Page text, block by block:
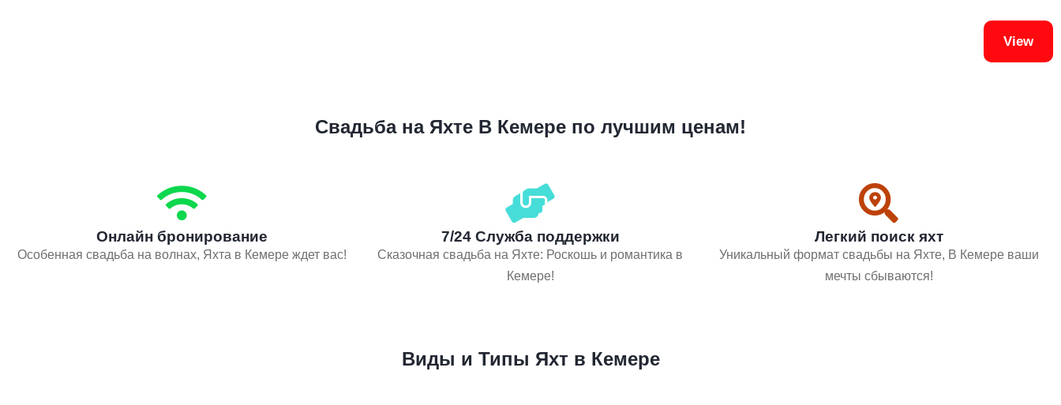
View
Свадьба на Яхте В Кемере по лучшим ценам!
Онлайн бронирование
Особенная свадьба на волнах, Яхта в Кемере ждет вас!
7/24 Служба поддержки
Сказочная свадьба на Яхте: Роскошь и романтика в
Кемере!
Легкий поиск яхт
Уникальный формат свадьбы на Яхте, В Кемере ваши
мечты сбываются!
Виды и Типы Яхт в Кемере